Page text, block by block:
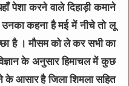
पेशा करने वाले दिहाड़ी कमाने
कहना है मई में नीचे तो लू
है । मौसम को ले कर सभी का
के अनुसार हिमाचल में कुछ
के आसार है जिला शिमला सहित